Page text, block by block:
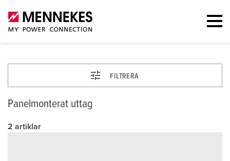
FILTRERA
Panelmonterat uttag
2 artiklar